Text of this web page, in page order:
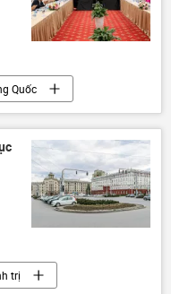
Belgorod
Quốc
trị
thương mại
trị